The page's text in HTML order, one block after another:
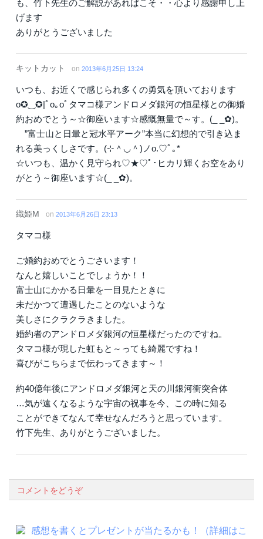
も、竹下先生のご解説があればこそ・・心より感謝申し上
げます
ありがとうございました
キットカット on 2013年6月25日 13:24
いつも、お近くで感じられ多くの勇気を頂いております
o✪‿✪|ﾟo｡oﾟタマコ様アンドロメダ銀河の恒星様との御婚
約おめでとう～☆御座います☆感慨無量で～す。(_ _✿)。
”富士山と日暈と冠水平アーク”本当に幻想的で引き込ま
れる美っくしさです。(⊹＾◡＾)ノo.♡ﾟ｡*
☆いつも、温かく見守られ♡★♡ﾟ･ヒカリ輝くお空をあり
がとう～御座います☆(_ _✿)。
織姫M on 2013年6月26日 23:13
タマコ様
ご婚約おめでとうごさいます！
なんと嬉しいことでしょうか！！
富士山にかかる日暈を一目見たときに
未だかつて遭遇したことのないような
美しさにクラクラきました。
婚約者のアンドロメダ銀河の恒星様だったのですね。
タマコ様が現した虹もと～っても綺麗ですね！
喜びがこちらまで伝わってきます～！
約40億年後にアンドロメダ銀河と天の川銀河衝突合体
…気が遠くなるような宇宙の祝事を今、この時に知る
ことができてなんて幸せなんだろうと思っています。
竹下先生、ありがとうございました。
コメントをどうぞ